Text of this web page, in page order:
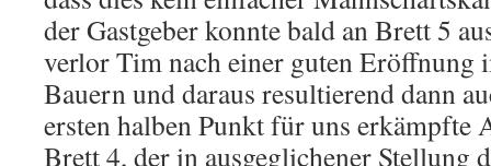
der Gastgeber konnte bald an Brett 5
verlor Tim nach einer guten Eröffnung
Bauern und daraus resultierend dann
ersten halben Punkt für uns erkämpfte
Brett 4, der in ausgeglichener Stellung